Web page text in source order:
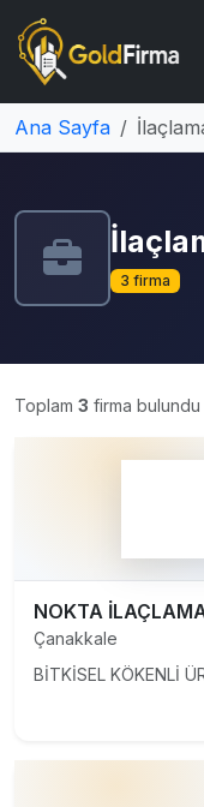
Ana Sayfa
3 firma
Toplam 3 firma bulundu
NOKTA
Çanakkale